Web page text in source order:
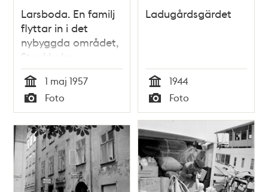
Larsboda. En familj
flyttar in i det
nybyggda området,
Stockholms
sydligaste stadsdel
Tid
1 maj 1957
Typ
Foto
Ladugårdsgärdet
Tid
1944
Typ
Foto